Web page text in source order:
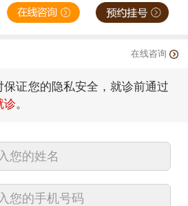
在线咨询
证您的隐私安全，就诊前通过
诊。